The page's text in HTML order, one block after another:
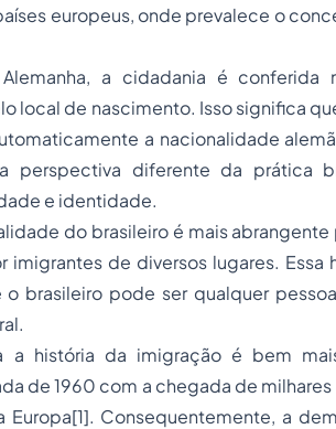
europeus, onde prevalece o
Alemanha, a cidadania é conferida
local de nascimento. Isso significa
a nacionalidade
perspectiva diferente da prática
e identidade.
do brasileiro é mais
imigrantes de diversos lugares.
brasileiro pode ser qualquer
a história da imigração é bem
de 1960 com a chegada de
Europa[1]. Consequentemente, a